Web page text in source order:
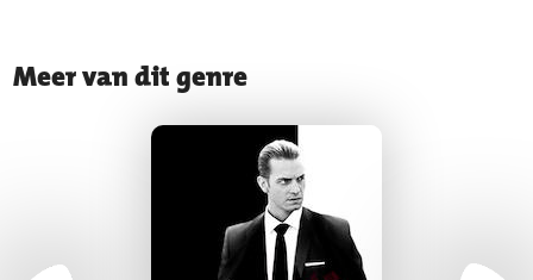
Meer van dit genre